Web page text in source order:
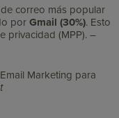
correo más popular
porGmail (30%). Esto
privacidad (MPP). –
Marketing para